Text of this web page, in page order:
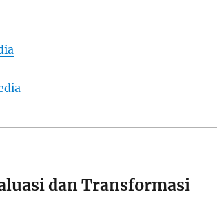
dan Transformasi